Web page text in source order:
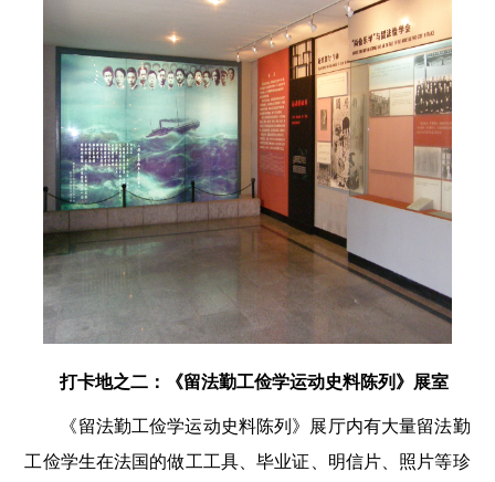
打卡地之二：《留法勤工俭学运动史料陈列》展室
《留法勤工俭学运动史料陈列》展厅内有大量留法勤
工俭学生在法国的做工工具、毕业证、明信片、照片等珍